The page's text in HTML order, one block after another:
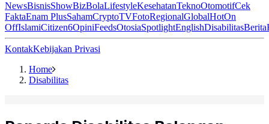
NewsBisnisShowBizBolaLifestyleKesehatanTeknoOtomotifCek
FaktaEnam PlusSahamCryptoTVFotoRegionalGlobalHotOn
OffIslamiCitizen6OpiniFeedsOtosiaSpotlightEnglishDisabilitasBerita
KontakKebijakan Privasi
Home
Disabilitas